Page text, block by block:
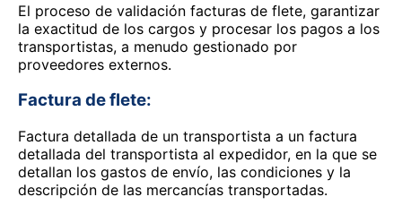
El proceso de validación facturas de flete, garantizar
la exactitud de los cargos y procesar los pagos a los
transportistas, a menudo gestionado por
proveedores externos.
Factura de flete:
Factura detallada de un transportista a un factura
detallada del transportista al expedidor, en la que se
detallan los gastos de envío, las condiciones y la
descripción de las mercancías transportadas.